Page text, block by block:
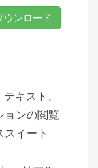
ウンロード
キスト、
ョンの閲覧
イート